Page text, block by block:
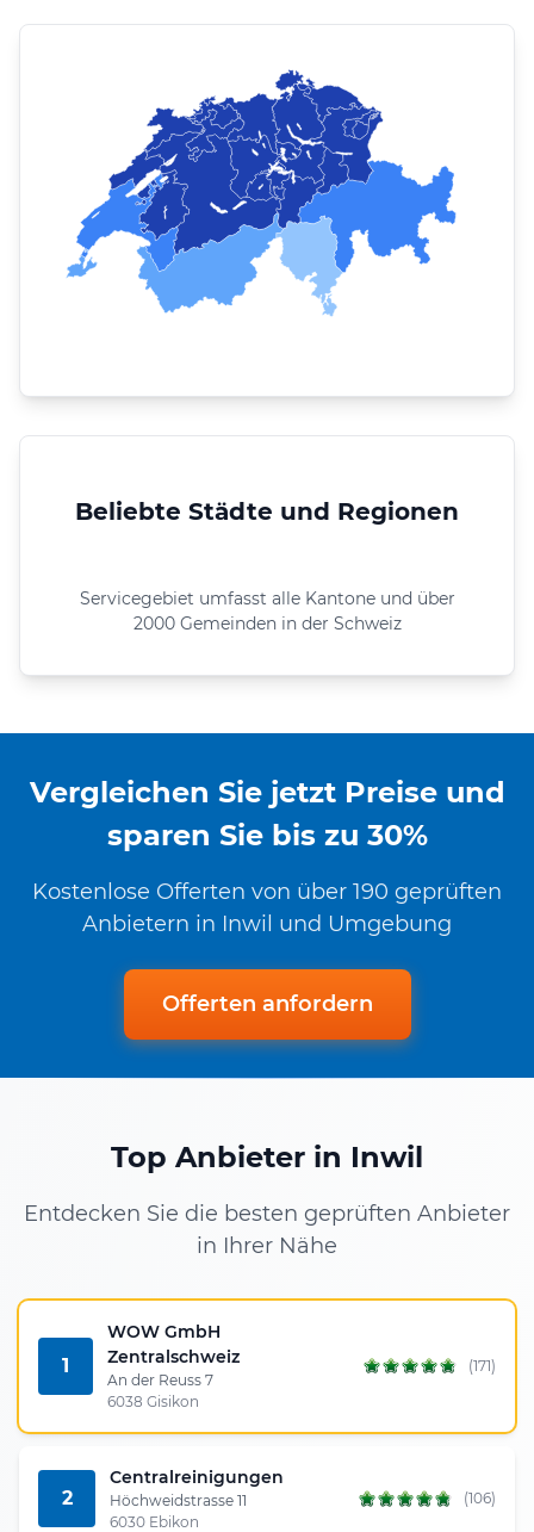
Beliebte Städte und Regionen
Servicegebiet umfasst alle Kantone und über
2000 Gemeinden in der Schweiz
Vergleichen Sie jetzt Preise und
sparen Sie bis zu 30%
Kostenlose Offerten von über 190 geprüften
Anbietern in Inwil und Umgebung
Offerten anfordern
Top Anbieter in Inwil
Entdecken Sie die besten geprüften Anbieter
in Ihrer Nähe
1
WOW GmbH
Zentralschweiz
An der Reuss 7
6038 Gisikon
(171)
2
Centralreinigungen
Höchweidstrasse 11
6030 Ebikon
(106)